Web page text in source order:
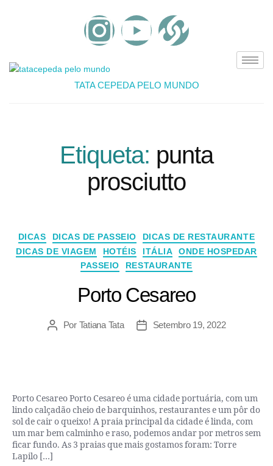
TATA CEPEDA PELO MUNDO
Etiqueta: punta
prosciutto
DICAS DICAS DE PASSEIO
DICAS DE RESTAURANTE
DICAS DE VIAGEM
HOTÉIS ITÁLIA
ONDE HOSPEDAR
PASSEIO
RESTAURANTE
Porto Cesareo
Por Tatiana Tata Setembro 19, 2022
Porto Cesareo Porto Cesareo é uma cidade portuária, com um
lindo calçadão cheio de barquinhos, restaurantes e um pôr do
sol de cair o queixo! A praia principal da cidade é linda, com
um mar bem calminho e raso, podemos andar por metros sem
ficar fundo. As 3 praias que mais gostamos foram: Torre
Lapilo […]